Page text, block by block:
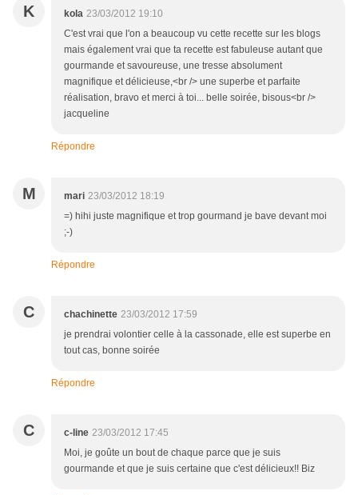
K kola 23/03/2012 19:10
C'est vrai que l'on a beaucoup vu cette recette sur les blogs
mais également vrai que ta recette est fabuleuse autant que
gourmande et savoureuse, une tresse absolument
magnifique et délicieuse,<br /> une superbe et parfaite
réalisation, bravo et merci à toi... belle soirée, bisous<br />
jacqueline
Répondre
M mari 23/03/2012 18:19
=) hihi juste magnifique et trop gourmand je bave devant moi
;-)
Répondre
C chachinette 23/03/2012 17:59
je prendrai volontier celle à la cassonade, elle est superbe en
tout cas, bonne soirée
Répondre
C c-line 23/03/2012 17:45
Moi, je goûte un bout de chaque parce que je suis
gourmande et que je suis certaine que c'est délicieux!! Biz